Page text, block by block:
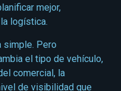
mejor,
logística.
simple. Pero
el tipo de vehículo,
comercial, la
de visibilidad que